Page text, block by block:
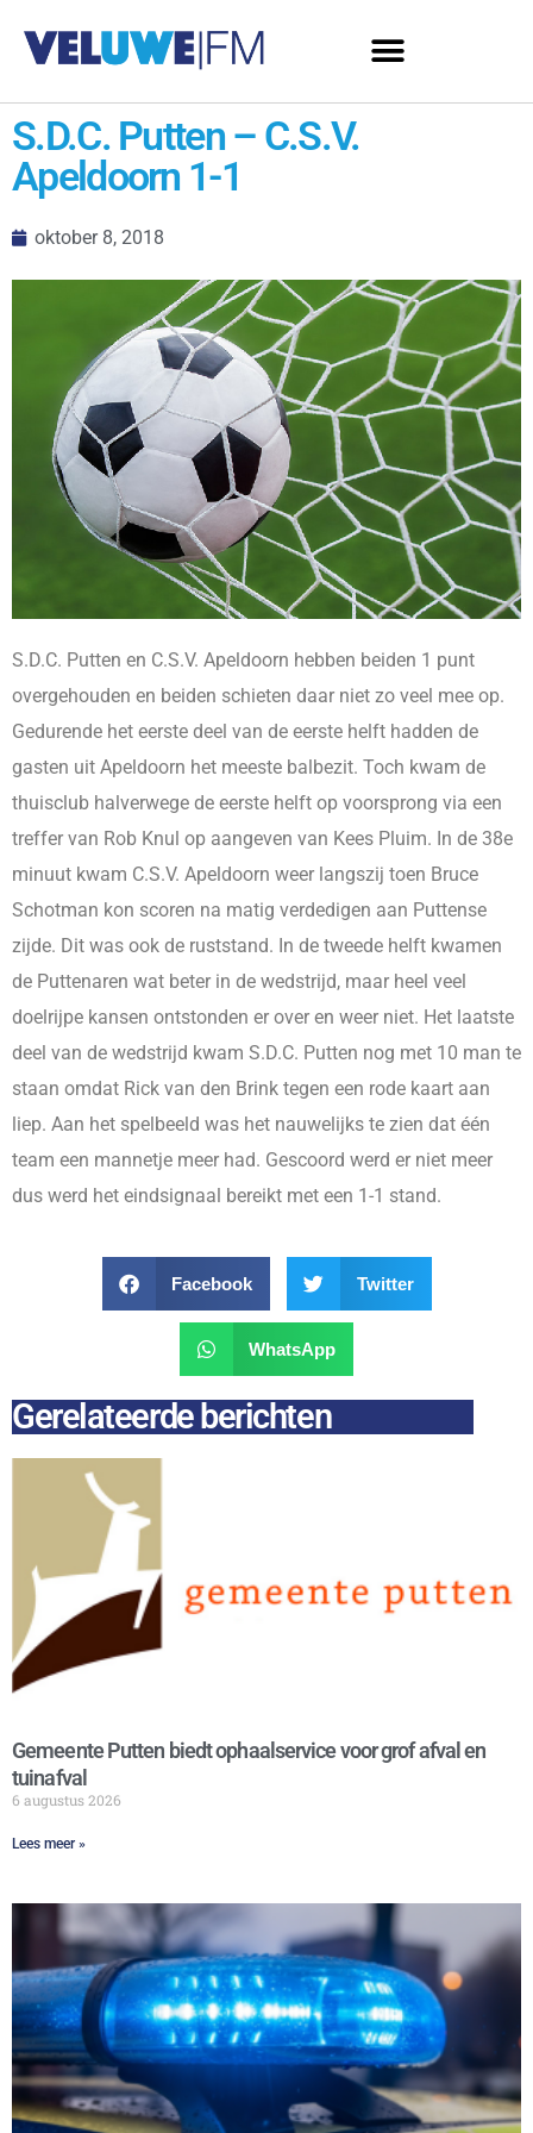
S.D.C. Putten – C.S.V.
Apeldoorn 1-1
oktober 8, 2018
S.D.C. Putten en C.S.V. Apeldoorn hebben beiden 1 punt
overgehouden en beiden schieten daar niet zo veel mee op.
Gedurende het eerste deel van de eerste helft hadden de
gasten uit Apeldoorn het meeste balbezit. Toch kwam de
thuisclub halverwege de eerste helft op voorsprong via een
treffer van Rob Knul op aangeven van Kees Pluim. In de 38e
minuut kwam C.S.V. Apeldoorn weer langszij toen Bruce
Schotman kon scoren na matig verdedigen aan Puttense
zijde. Dit was ook de ruststand. In de tweede helft kwamen
de Puttenaren wat beter in de wedstrijd, maar heel veel
doelrijpe kansen ontstonden er over en weer niet. Het laatste
deel van de wedstrijd kwam S.D.C. Putten nog met 10 man te
staan omdat Rick van den Brink tegen een rode kaart aan
liep. Aan het spelbeeld was het nauwelijks te zien dat één
team een mannetje meer had. Gescoord werd er niet meer
dus werd het eindsignaal bereikt met een 1-1 stand.
Facebook Twitter
WhatsApp
Gerelateerde berichten
Gemeente Putten biedt ophaalservice voor grof afval en
tuinafval
6 augustus 2026
Lees meer »